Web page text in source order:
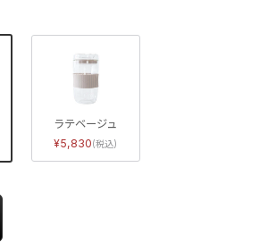
ラテベージュ
5,830